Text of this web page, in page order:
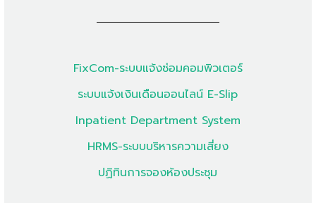
FixCom-ระบบแจ้งซ่อมคอมพิวเตอร์
ระบบแจ้งเงินเดือนออนไลน์ E-Slip
Inpatient Department System
HRMS-ระบบบริหารความเสี่ยง
ปฏิทินการจองห้องประชุม